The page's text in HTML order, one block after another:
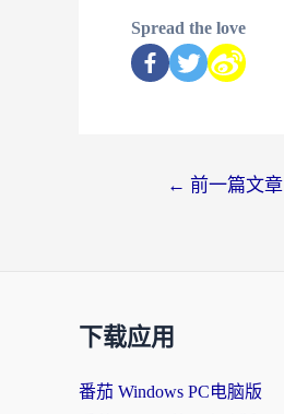
Spread the love
← 前一篇文章
下载应用
番茄 Windows PC电脑版